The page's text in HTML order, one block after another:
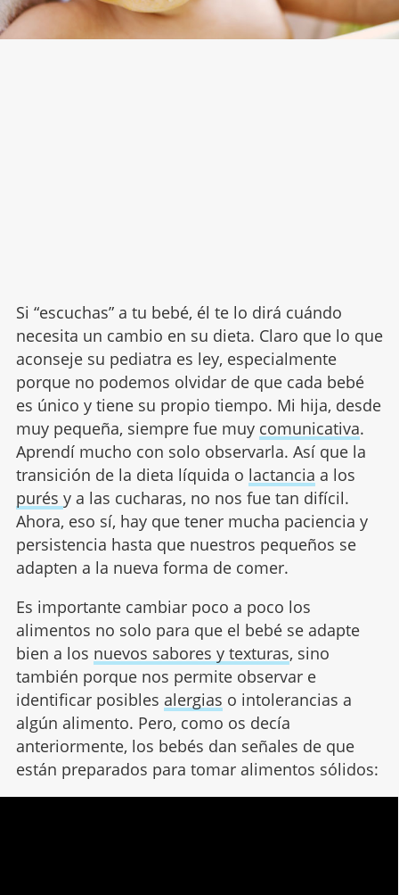
Si “escuchas” a tu bebé, él te lo dirá cuándo
necesita un cambio en su dieta. Claro que lo que
aconseje su pediatra es ley, especialmente
porque no podemos olvidar de que cada bebé
es único y tiene su propio tiempo. Mi hija, desde
muy pequeña, siempre fue muy comunicativa.
Aprendí mucho con solo observarla. Así que la
transición de la dieta líquida o lactancia a los
purés y a las cucharas, no nos fue tan difícil.
Ahora, eso sí, hay que tener mucha paciencia y
persistencia hasta que nuestros pequeños se
adapten a la nueva forma de comer.
Es importante cambiar poco a poco los
alimentos no solo para que el bebé se adapte
bien a los nuevos sabores y texturas, sino
también porque nos permite observar e
identificar posibles alergias o intolerancias a
algún alimento. Pero, como os decía
anteriormente, los bebés dan señales de que
están preparados para tomar alimentos sólidos: